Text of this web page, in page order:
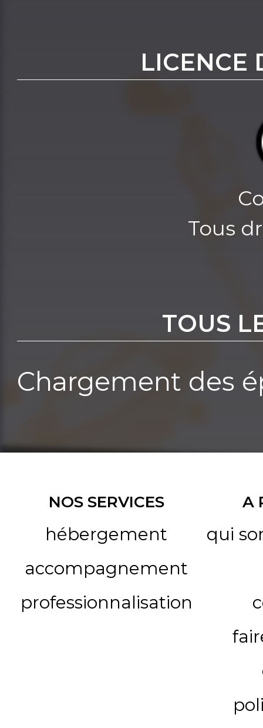
LICENCE
Tous
TOUS
Chargement des
NOS SERVICES
hébergement
accompagnement
professionnalisation
A
qui